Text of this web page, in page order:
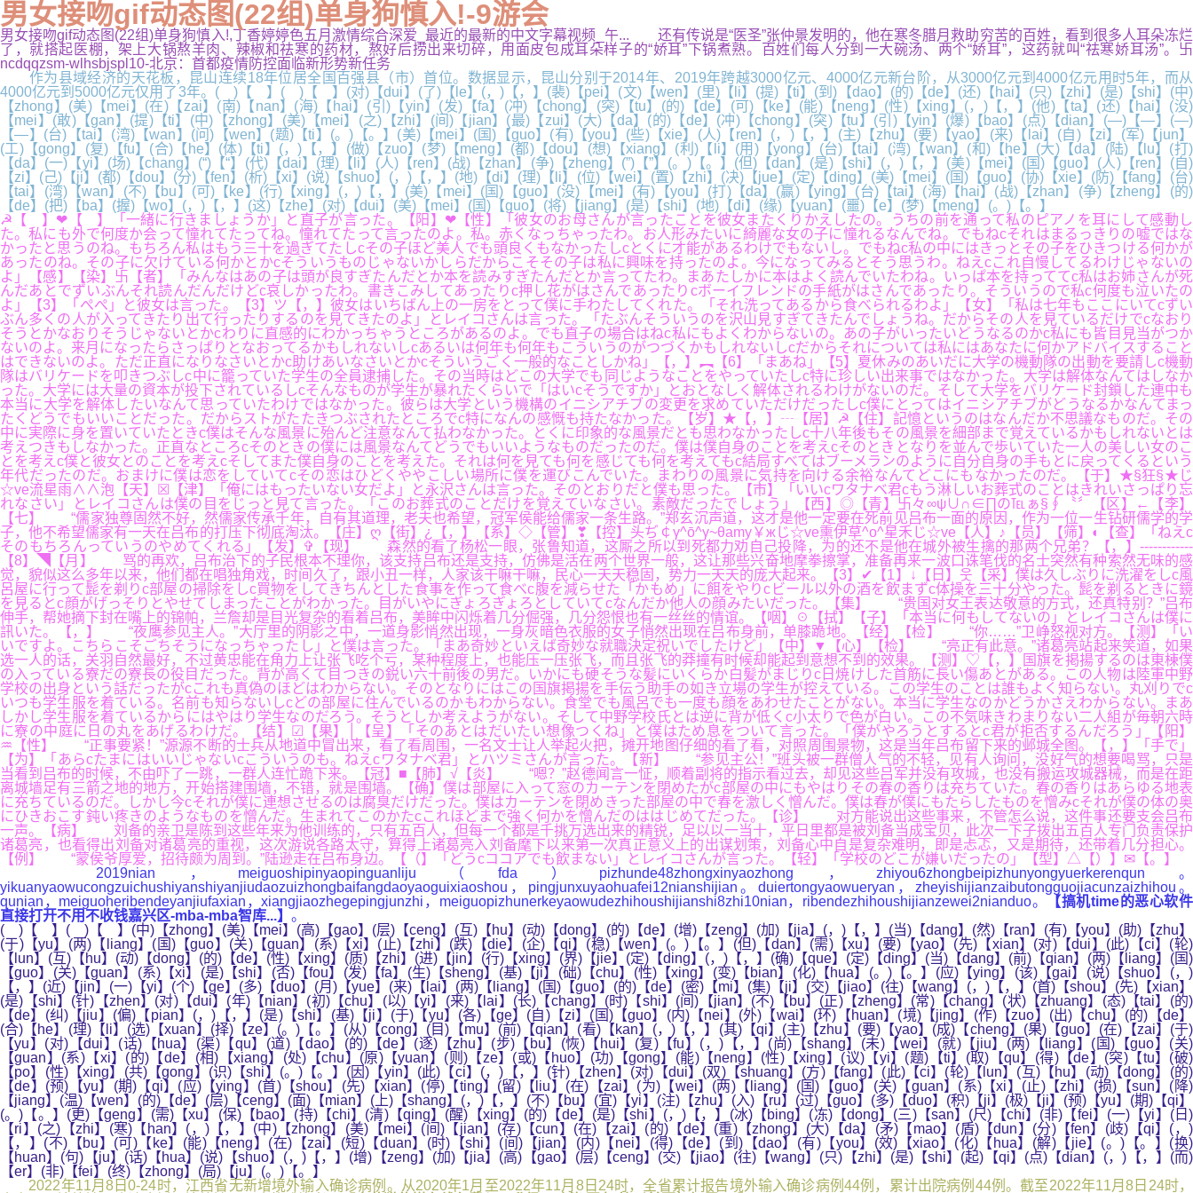
男女接吻gif动态图(22组)单身狗慎入!-9游会
男女接吻gif动态图(22组)单身狗慎入!,丁香婷婷色五月激情综合深爱_最近的最新的中文字幕视频_午... 还有传说是“医圣”张仲景发明的，他在寒冬腊月救助穷苦的百姓，看到很多人耳朵冻烂
了，就搭起医棚，架上大锅熬羊肉、辣椒和祛寒的药材，熬好后捞出来切碎，用面皮包成耳朵样子的“娇耳”下锅煮熟。百姓们每人分到一大碗汤、两个“娇耳”，这药就叫“祛寒娇耳汤”。卐
ncdqqzsm-wlhsbjspl10-北京：首都疫情防控面临新形势新任务
作为县域经济的天花板，昆山连续18年位居全国百强县（市）首位。数据显示，昆山分别于2014年、2019年跨越3000亿元、4000亿元新台阶，从3000亿元到4000亿元用时5年，而从
4000亿元到5000亿元仅用了3年。( )【 】( )【 】(对)【dui】(了)【le】(，)【，】(裴)【pei】(文)【wen】(里)【li】(提)【ti】(到)【dao】(的)【de】(还)【hai】(只)【zhi】(是)【shi】(中)
【zhong】(美)【mei】(在)【zai】(南)【nan】(海)【hai】(引)【yin】(发)【fa】(冲)【chong】(突)【tu】(的)【de】(可)【ke】(能)【neng】(性)【xing】(，)【，】(他)【ta】(还)【hai】(没)
【mei】(敢)【gan】(提)【ti】(中)【zhong】(美)【mei】(之)【zhi】(间)【jian】(最)【zui】(大)【da】(的)【de】(冲)【chong】(突)【tu】(引)【yin】(爆)【bao】(点)【dian】(—)【—】(—)
【—】(台)【tai】(湾)【wan】(问)【wen】(题)【ti】(。)【。】(美)【mei】(国)【guo】(有)【you】(些)【xie】(人)【ren】(，)【，】(主)【zhu】(要)【yao】(来)【lai】(自)【zi】(军)【jun】
(工)【gong】(复)【fu】(合)【he】(体)【ti】(，)【，】(做)【zuo】(梦)【meng】(都)【dou】(想)【xiang】(利)【li】(用)【yong】(台)【tai】(湾)【wan】(和)【he】(大)【da】(陆)【lu】(打)
【da】(一)【yi】(场)【chang】(“)【“】(代)【dai】(理)【li】(人)【ren】(战)【zhan】(争)【zheng】(”)【”】(。)【。】(但)【dan】(是)【shi】(，)【，】(美)【mei】(国)【guo】(人)【ren】(自)
【zi】(己)【ji】(都)【dou】(分)【fen】(析)【xi】(说)【shuo】(，)【，】(地)【di】(理)【li】(位)【wei】(置)【zhi】(决)【jue】(定)【ding】(美)【mei】(国)【guo】(协)【xie】(防)【fang】(台)
【tai】(湾)【wan】(不)【bu】(可)【ke】(行)【xing】(，)【，】(美)【mei】(国)【guo】(没)【mei】(有)【you】(打)【da】(赢)【ying】(台)【tai】(海)【hai】(战)【zhan】(争)【zheng】(的)
【de】(把)【ba】(握)【wo】(，)【，】(这)【zhe】(对)【dui】(美)【mei】(国)【guo】(将)【jiang】(是)【shi】(地)【di】(缘)【yuan】(噩)【e】(梦)【meng】(。)【。】
☭【 】❤【 】「一緒に行きましょうか」と直子が言った。【阳】❤【性】「彼女のお母さんが言ったことを彼女またくりかえしたの。うちの前を通って私のピアノを耳にして感動し
た。私にも外で何度か会って憧れてたってね。憧れてたって言ったのよ。私。赤くなっちゃったわ。お人形みたいに綺麗な女の子に憧れるなんでね。でもねcそれはまるっきりの嘘ではな
かったと思うのね。もちろん私はもう三十を過ぎてたしcその子ほど美人でも頭良くもなかったしcとくに才能があるわけでもないし。でもねc私の中にはきっとその子をひきつける何かが
あったのね。その子に欠けている何かとかcそういうものじゃないかしらだからこそその子は私に興味を持ったのよ。今になってみるとそう思うわ。ねえcこれ自慢してるわけじゃないの
よ」【感】【染】卐【者】「みんなはあの子は頭が良すぎたんだとか本を読みすぎたんだとか言ってたわ。まあたしかに本はよく読んでいたわね。いっぱ本を持っててc私はお姉さんが死
んだあとでずいぶんそれ読んだんだけどc哀しかったわ。書きこみしてあったりc押し花がはさんであったりcボーイフレンドの手紙がはさんであったり。そういうので私c何度も泣いたの
よ」【3】「ぺぺ」と彼女は言った。【3】ツ【，】彼女はいちばん上の一房をとって僕に手わたしてくれた。「それ洗ってあるから食べられるわよ」【女】「私は七年もここにいてcずい
ぶん多くの人が入ってきたり出て行ったりするのを見てきたのよ」とレイコさんは言った。「たぶんそういうのを沢山見すぎてきたんでしょうね。だからその人を見ているだけでcなおり
そうとかなおりそうじゃないとかcわりに直感的にわかっちゃうところがあるのよ。でも直子の場合はねc私にもよくわからないの。あの子がいったいどうなるのかc私にも皆目見当がつか
ないのよ。来月になったらさっぱりとなおってるかもしれないしcあるいは何年も何年もこういうのがつづくかもしれないしcだからそれについては私にはあなたに何かアドバイスすること
はできないのよ。ただ正直になりなさいとかc助けあいなさいとかcそういうごく一般的なことしかね」【，】︻【6】「まあね」【5】夏休みのあいだに大学の機動隊の出動を要請しc機動
隊はバリケードを叩きつぶしc中に籠っていた学生の全員逮捕した。その当時はどこの大学でも同じようなことをやっていたしc特に珍しい出来事ではなかった。大学は解体なんてはしなか
った。大学には大量の資本が投下されているしcそんなものが学生が暴れたくらいで「はいcそうですか」とおとなしく解体されるわけがないのだ。そして大学をバリケード封鎖した連中も
本当に大学を解体したいなんて思っていたわけではなかった。彼らは大学という機構のイニシアチブの変更を求めていただけだったしc僕にとってはイニシアチブがどうなるかなんてまっ
たくどうでもいいことだった。だからストがたたきつぶされたところでc特になんの感慨も持たなかった。【岁】★【，】┄【居】☭【住】記憶というのはなんだか不思議なものだ。その
中に実際に身を置いていたときc僕はそんな風景に殆んど注意なんて払わなかった。とくに印象的な風景だとも思わなかったしc十八年後もその風景を細部まで覚えているかもしれないとは
考えつきもしなかった。正直なところcそのときの僕には風景なんてどうでもいいようなものだったのだ。僕は僕自身のことを考えcそのときとなりを並んで歩いていた一人の美しい女のこ
とを考えc僕と彼女とのことを考えcそしてまた僕自身のことを考えた。それは何を見ても何を感じても何を考えてもc結局すべてはブーメランのように自分自身の手もとに戻ってくるという
年代だったのだ。おまけに僕は恋をしていてcその恋はひどくややこしい場所に僕を運びこんでいた。まわりの風景に気持を向ける余裕なんてどこにもなかったのだ。【于】★§狂§★じ
☆ve流星雨∧∧泡【天】☒【津】「俺にはもったいない女だよ」と永沢さんは言った。そのとおりだと僕も思った。【市】「いいcワタナベ君cもう淋しいお葬式のことはきれいさっぱり忘
れなさい」とレイコさんは僕の目をじっと見て言った。「このお葬式のことだけを覚えていなさい。素敵だったでしょう」【西】◎【青】卐々∞ψ∪∩∈∏の℡ぁ§∮〝〞【区】←【李】
【七】 “儒家独尊固然不好，然儒家传承千年，自有其道理，老夫也希望，冠军侯能给儒家一条生路。”郑玄沉声道，这才是他一定要在死前见吕布一面的原因，作为一位一生钻研儒学的学
子，他不希望儒家有一天在吕布的打压下彻底淘汰。【庄】ღ【街】¿【，】【系】◇【管】❣【控】头ぢ￠γ^ō^γ~θamy￥жじ☆ve熏伊草^o^星禾じ☆ve【人】♪【员】【筛】◐【查】「ねえc
そのもちろんっていうのやめてくれる」【发】✞【现】 森然的看了杨松一眼，张鲁知道，这厮之所以到死都力劝自己投降，为的还不是他在城外被生擒的那两个兄弟？【，】------------
【8】◥【月】 骂的再欢，吕布治下的子民根本不理你，该支持吕布还是支持，仿佛是活在两个世界一般，这让那些兴奋地摩拳擦掌，准备再来一波口诛笔伐的名士突然有种索然无味的感
觉，貌似这么多年以来，他们都在唱独角戏，时间久了，跟小丑一样，人家该干嘛干嘛，民心一天天稳固，势力一天天的庞大起来。【3】✔【1】↓【日】웃【采】僕は久しぶりに洗濯をしc風
呂屋に行って髭を剃りc部屋の掃除をしc買物をしてきちんとした食事を作って食べc腹を減らせた「かもめ」に餌をやりcビール以外の酒を飲まずc体操を三十分やった。髭を剃るときに鏡
を見るとc顔がげっそりとやせてしまったことがわかった。目がいやにぎょろぎょろとしていてcなんだか他人の顔みたいだった。【集】 “贵国对女王表达敬意的方式，还真特别？”吕布
伸手，帮她摘下封在嘴上的锦帕，兰詹却是目光复杂的看着吕布，美眸中闪烁着几分倔强，几分怨恨也有一丝丝的情谊。【咽】☉【拭】【子】「本当に何もしてないの」とレイコさんは僕に
訊いた。【，】 “夜鹰参见主人。”大厅里的阴影之中，一道身影悄然出现，一身灰暗色衣服的女子悄然出现在吕布身前，单膝跪地。【经】【检】 “你……”卫峥怒视对方。【测】「い
いですよ。こちらこそごちそうになっちゃったし」と僕は言った。「まあ奇妙といえば奇妙な就職決定祝いでしたけど」【中】▼【心】【检】 “亮正有此意。”诸葛亮站起来笑道，如果
选一人的话，关羽自然最好，不过黄忠能在角力上让张飞吃个亏，某种程度上，也能压一压张飞，而且张飞的莽撞有时候却能起到意想不到的效果。【测】♡【，】国旗を掲揚するのは東棟僕
の入っている寮だの寮長の役目だった。背が高くて目つきの鋭い六十前後の男だ。いかにも硬そうな髪にいくらか白髪がまじりc日焼けした首筋に長い傷あとがある。この人物は陸軍中野
学校の出身という話だったがcこれも真偽のほどはわからない。そのとなりにはこの国旗掲揚を手伝う助手の如き立場の学生が控えている。この学生のことは誰もよく知らない。丸刈りでc
いつも学生服を着ている。名前も知らないしcどの部屋に住んでいるのかもわからない。食堂でも風呂でも一度も顔をあわせたことがない。本当に学生なのかどうかさえわからない。まあ
しかし学生服を着ているからにはやはり学生なのだろう。そうとしか考えようがない。そして中野学校氏とは逆に背が低くc小太りで色が白い。この不気味きわまりない二人組が毎朝六時
に寮の中庭に日の丸をあげるわけだ。【结】☑【果】│【呈】「そのあとはだいたい想像つくね」と僕はため息をついて言った。「僕がやろうとするとc君が拒否するんだろう」【阳】
♒【性】 “正事要紧！”源源不断的士兵从地道中冒出来，看了看周围，一名文士让人举起火把，摊开地图仔细的看了看，对照周围景物，这是当年吕布留下来的邺城全图。【，】「手で」
【为】「あらcたまにはいいじゃないcこういうのも。ねえcワタナベ君」とハツミさんが言った。【新】 “参见主公！”班头被一群僧人气的不轻，见有人询问，没好气的想要喝骂，只是
当看到吕布的时候，不由吓了一跳，一群人连忙跪下来。【冠】■【肺】√【炎】 “嗯？”赵德闻言一怔，顺着副将的指示看过去，却见这些吕军并没有攻城，也没有搬运攻城器械，而是在距
离城墙足有三箭之地的地方，开始搭建围墙，不错，就是围墙。【确】僕は部屋に入って窓のカーテンを閉めたがc部屋の中にもやはりその春の香りは充ちていた。春の香りはあらゆる地表
に充ちているのだ。しかし今cそれが僕に連想させるのは腐臭だけだった。僕はカーテンを閉めきった部屋の中で春を激しく憎んだ。僕は春が僕にもたらしたものを憎みcそれが僕の体の奥
にひきおこす鈍い疼きのようなものを憎んだ。生まれてこのかたcこれほどまで強く何かを憎んだのははじめてだった。【诊】 对方能说出这些事来，不管怎么说，这件事还要支会吕布
一声。【病】 刘备的亲卫是陈到这些年来为他训练的，只有五百人，但每一个都是千挑万选出来的精锐，足以以一当十，平日里都是被刘备当成宝贝，此次一下子拨出五百人专门负责保护
诸葛亮，也看得出刘备对诸葛亮的重视，这次游说各路太守，算得上诸葛亮入刘备麾下以来第一次真正意义上的出谋划策，刘备心中自是复杂难明，即是忐忑，又是期待，还带着几分担心。
【例】 “蒙侯爷厚爱，招待颇为周到。”陆逊走在吕布身边。【（】「どうcココアでも飲まない」とレイコさんが言った。【轻】「学校のどこが嫌いだったの」【型】△【）】✉【。】
2019nian，meiguoshipinyaopinguanliju（fda）pizhunde48zhongxinyaozhong，zhiyou6zhongbeipizhunyongyuerkerenqun。
yikuanyaowucongzuichushiyanshiyanjiudaozuizhongbaifangdaoyaoguixiaoshou，pingjunxuyaohuafei12nianshijian。duiertongyaowueryan，zheyishijianzaibutongguojiacunzaizhihou。
qunian，meiguoheribendeyanjiufaxian，xiangjiaozhegepingjunzhi，meiguopizhunerkeyaowudezhihoushijianshi8zhi10nian，ribendezhihoushijianzewei2nianduo。
【搞机time的恶心软件
直接打开不用不收钱嘉兴区-mba-mba智库...】 。
( )【 】( )【 】(中)【zhong】(美)【mei】(高)【gao】(层)【ceng】(互)【hu】(动)【dong】(的)【de】(增)【zeng】(加)【jia】(，)【，】(当)【dang】(然)【ran】(有)【you】(助)【zhu】
(于)【yu】(两)【liang】(国)【guo】(关)【guan】(系)【xi】(止)【zhi】(跌)【die】(企)【qi】(稳)【wen】(。)【。】(但)【dan】(需)【xu】(要)【yao】(先)【xian】(对)【dui】(此)【ci】(轮)
【lun】(互)【hu】(动)【dong】(的)【de】(性)【xing】(质)【zhi】(进)【jin】(行)【xing】(界)【jie】(定)【ding】(，)【，】(确)【que】(定)【ding】(当)【dang】(前)【qian】(两)【liang】(国)
【guo】(关)【guan】(系)【xi】(是)【shi】(否)【fou】(发)【fa】(生)【sheng】(基)【ji】(础)【chu】(性)【xing】(变)【bian】(化)【hua】(。)【。】(应)【ying】(该)【gai】(说)【shuo】(，)
【，】(近)【jin】(一)【yi】(个)【ge】(多)【duo】(月)【yue】(来)【lai】(两)【liang】(国)【guo】(的)【de】(密)【mi】(集)【ji】(交)【jiao】(往)【wang】(，)【，】(首)【shou】(先)【xian】
(是)【shi】(针)【zhen】(对)【dui】(年)【nian】(初)【chu】(以)【yi】(来)【lai】(长)【chang】(时)【shi】(间)【jian】(不)【bu】(正)【zheng】(常)【chang】(状)【zhuang】(态)【tai】(的)
【de】(纠)【jiu】(偏)【pian】(，)【，】(是)【shi】(基)【ji】(于)【yu】(各)【ge】(自)【zi】(国)【guo】(内)【nei】(外)【wai】(环)【huan】(境)【jing】(作)【zuo】(出)【chu】(的)【de】
(合)【he】(理)【li】(选)【xuan】(择)【ze】(。)【。】(从)【cong】(目)【mu】(前)【qian】(看)【kan】(，)【，】(其)【qi】(主)【zhu】(要)【yao】(成)【cheng】(果)【guo】(在)【zai】(于)
【yu】(对)【dui】(话)【hua】(渠)【qu】(道)【dao】(的)【de】(逐)【zhu】(步)【bu】(恢)【hui】(复)【fu】(，)【，】(尚)【shang】(未)【wei】(就)【jiu】(两)【liang】(国)【guo】(关)
【guan】(系)【xi】(的)【de】(相)【xiang】(处)【chu】(原)【yuan】(则)【ze】(或)【huo】(功)【gong】(能)【neng】(性)【xing】(议)【yi】(题)【ti】(取)【qu】(得)【de】(突)【tu】(破)
【po】(性)【xing】(共)【gong】(识)【shi】(。)【。】(因)【yin】(此)【ci】(，)【，】(针)【zhen】(对)【dui】(双)【shuang】(方)【fang】(此)【ci】(轮)【lun】(互)【hu】(动)【dong】(的)
【de】(预)【yu】(期)【qi】(应)【ying】(首)【shou】(先)【xian】(停)【ting】(留)【liu】(在)【zai】(为)【wei】(两)【liang】(国)【guo】(关)【guan】(系)【xi】(止)【zhi】(损)【sun】(降)
【jiang】(温)【wen】(的)【de】(层)【ceng】(面)【mian】(上)【shang】(，)【，】(不)【bu】(宜)【yi】(注)【zhu】(入)【ru】(过)【guo】(多)【duo】(积)【ji】(极)【ji】(预)【yu】(期)【qi】
(。)【。】(更)【geng】(需)【xu】(保)【bao】(持)【chi】(清)【qing】(醒)【xing】(的)【de】(是)【shi】(，)【，】(冰)【bing】(冻)【dong】(三)【san】(尺)【chi】(非)【fei】(一)【yi】(日)
【ri】(之)【zhi】(寒)【han】(，)【，】(中)【zhong】(美)【mei】(间)【jian】(存)【cun】(在)【zai】(的)【de】(重)【zhong】(大)【da】(矛)【mao】(盾)【dun】(分)【fen】(歧)【qi】(，)
【，】(不)【bu】(可)【ke】(能)【neng】(在)【zai】(短)【duan】(时)【shi】(间)【jian】(内)【nei】(得)【de】(到)【dao】(有)【you】(效)【xiao】(化)【hua】(解)【jie】(。)【。】(换)
【huan】(句)【ju】(话)【hua】(说)【shuo】(，)【，】(增)【zeng】(加)【jia】(高)【gao】(层)【ceng】(交)【jiao】(往)【wang】(只)【zhi】(是)【shi】(起)【qi】(点)【dian】(，)【，】(而)
【er】(非)【fei】(终)【zhong】(局)【ju】(。)【。】
2022年11月8日0-24时，江西省无新增境外输入确诊病例。从2020年1月至2022年11月8日24时，全省累计报告境外输入确诊病例44例，累计出院病例44例。截至2022年11月8日24时，